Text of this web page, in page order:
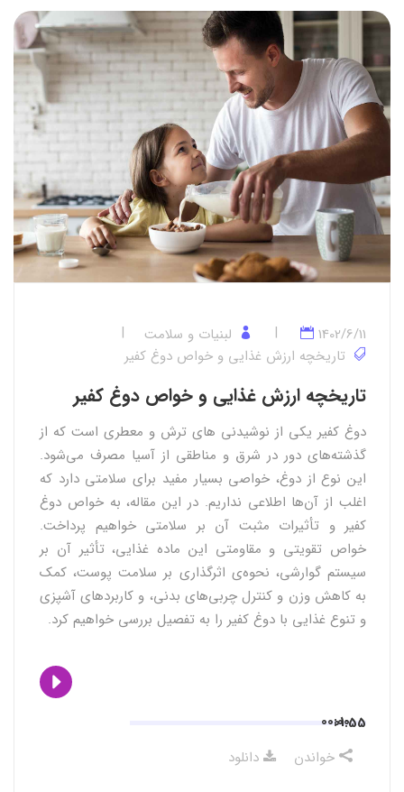
1402/6/11
لبنیات و سلامت
تاریخچه ارزش غذایی و خواص دوغ کفیر
تاریخچه ارزش غذایی و خواص دوغ کفیر
دوغ کفیر یکی از نوشیدنی های ترش و معطری است که از
گذشته‌های دور در شرق و مناطقی از آسیا مصرف می‌شود.
این نوع از دوغ، خواصی بسیار مفید برای سلامتی دارد که
اغلب از آن‌ها اطلاعی نداریم. در این مقاله، به خواص دوغ
کفیر و تأثیرات مثبت آن بر سلامتی خواهیم پرداخت.
خواص تقویتی و مقاومتی این ماده غذایی، تأثیر آن بر
سیستم گوارشی، نحوه‌ی اثرگذاری بر سلامت پوست، کمک
به کاهش وزن و کنترل چربی‌های بدنی، و کاربردهای آشپزی
و تنوع غذایی با دوغ کفیر را به تفصیل بررسی خواهیم کرد.
00:0001:55
خواندن
دانلود